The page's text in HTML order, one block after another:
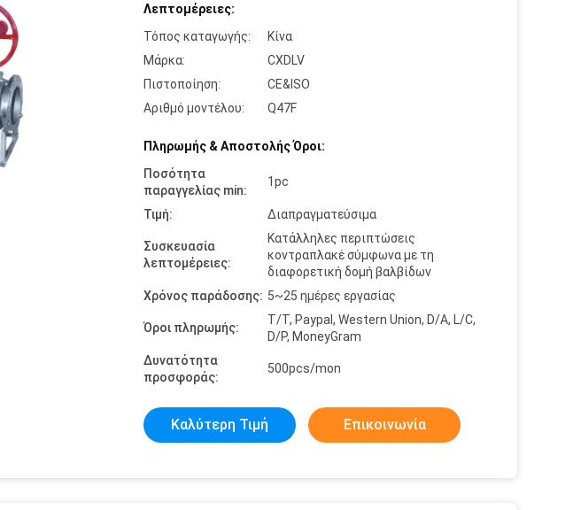
Λεπτομέρειες:
Τόπος καταγωγής:
Κίνα
Μάρκα:
CXDLV
Πιστοποίηση:
CE&ISO
Αριθμό μοντέλου:
Q47F
Πληρωμής & Αποστολής Όροι:
Ποσότητα
παραγγελίας min:
1pc
Τιμή: Διαπραγματεύσιμα
Συσκευασία
λεπτομέρειες:
Κατάλληλες περιπτώσεις
κοντραπλακέ σύμφωνα με τη
διαφορετική δομή βαλβίδων
Χρόνος παράδοσης: 5~25 ημέρες εργασίας
Όροι πληρωμής:
T/T, Paypal, Western Union, D/A, L/C,
D/P, MoneyGram
Δυνατότητα
προσφοράς:
500pcs/mon
Καλύτερη Τιμή Επικοινωνία